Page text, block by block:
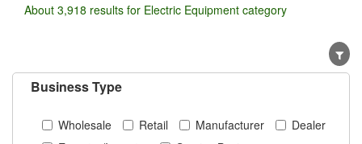
About 3,918 results for Electric Equipment category
Business Type
Wholesale Retail Manufacturer
Dealer